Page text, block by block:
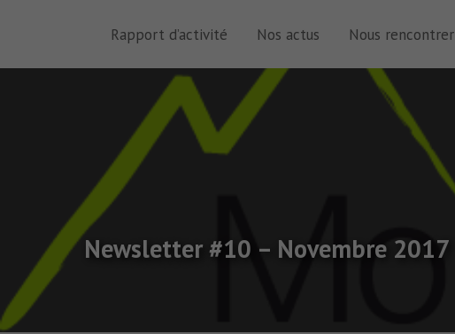
Rapport d’activité Nos actus Nous rencontrer
Newsletter #10 – Novembre 2017